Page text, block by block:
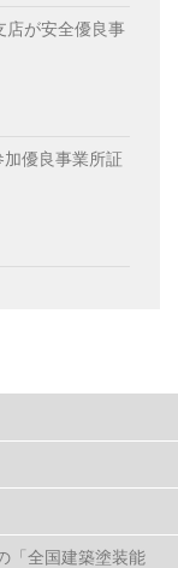
店が安全優良事
優良事業所証
「全国建築塗装能